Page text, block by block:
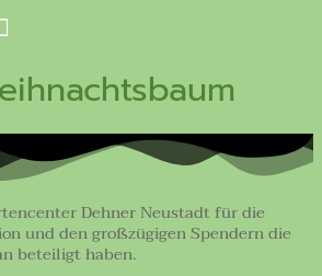
Dehner Neustadt für die
und den großzügigen Spendern die
beteiligt haben.